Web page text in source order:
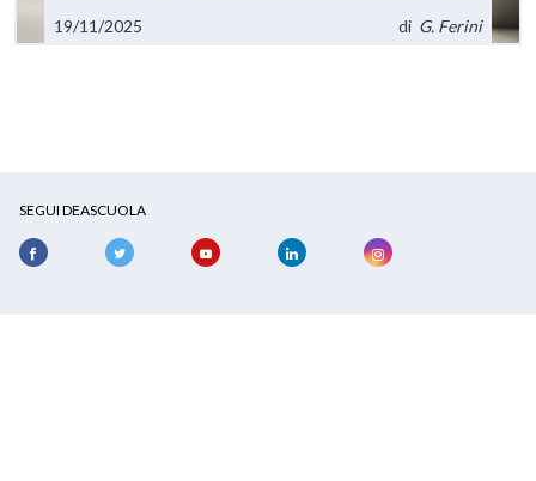
19/11/2025 di G. Ferini
SEGUI DEASCUOLA